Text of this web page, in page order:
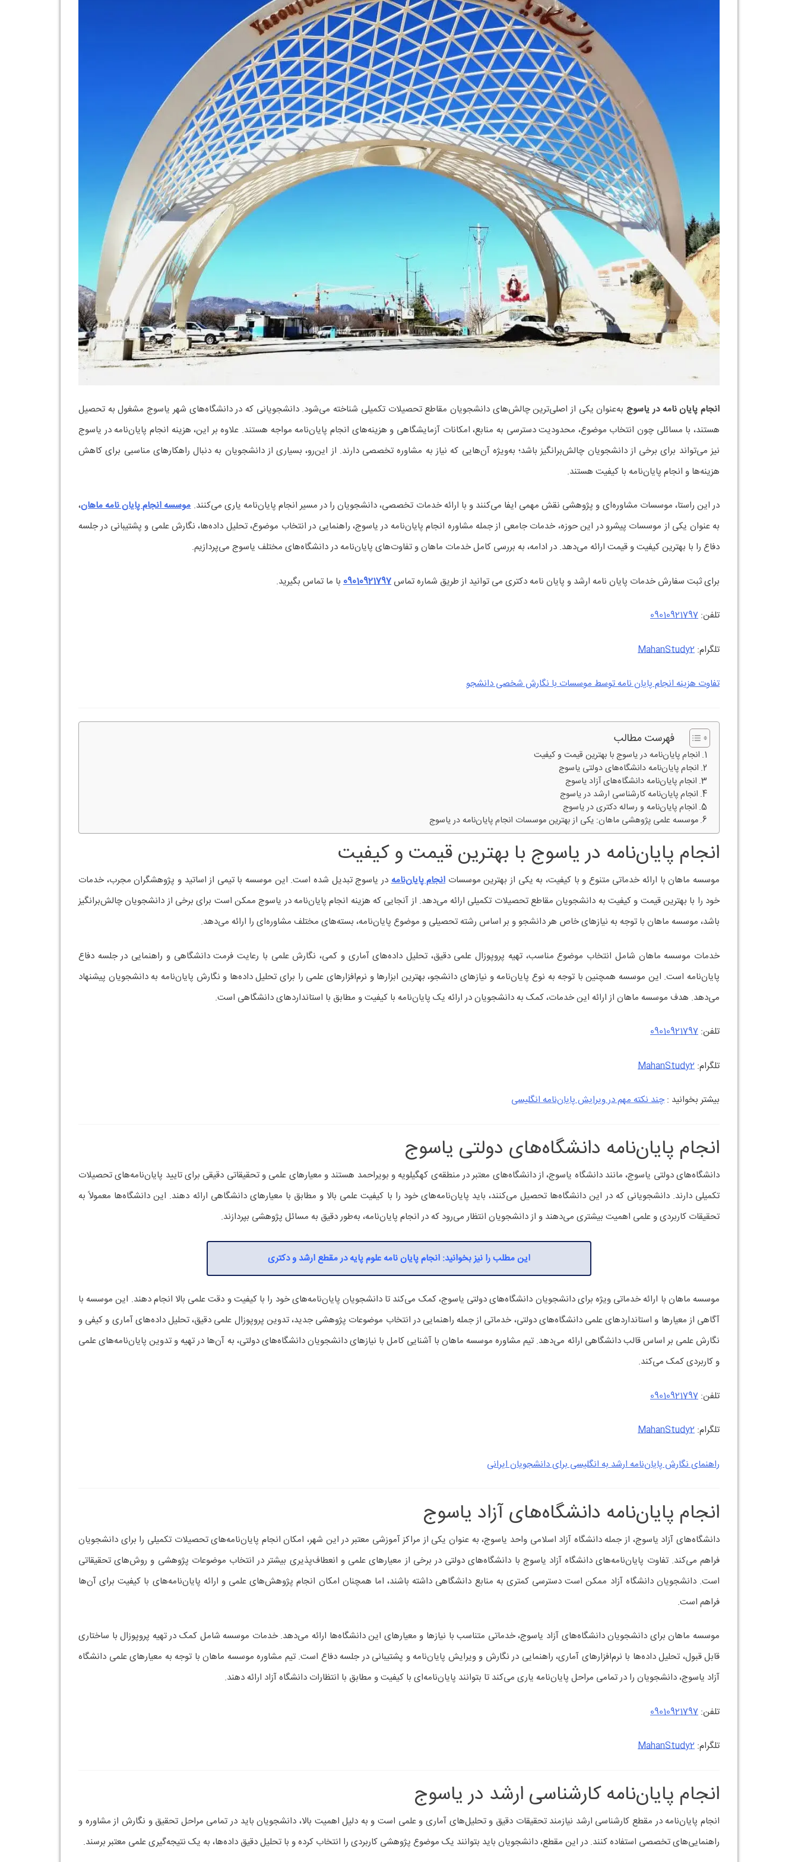
انجام پایان نامه در یاسوجبه‌عنوان یکی از اصلی‌ترین چالش‌های دانشجویان مقاطع تحصیلات تکمیلی شناخته می‌شود. دانشجویانی که در دانشگاه‌های شهر یاسوج مشغول به تحصیل
هستند، با مسائلی چون انتخاب موضوع، محدودیت دسترسی به منابع، امکانات آزمایشگاهی و هزینه‌های انجام پایان‌نامه مواجه هستند. علاوه بر این، هزینه انجام پایان‌نامه در یاسوج
نیز می‌تواند برای برخی از دانشجویان چالش‌برانگیز باشد؛ به‌ویژه آن‌هایی که نیاز به مشاوره تخصصی دارند. از این‌رو، بسیاری از دانشجویان به دنبال راهکارهای مناسبی برای کاهش
هزینه‌ها و انجام پایان‌نامه با کیفیت هستند.
در این راستا، موسسات مشاوره‌ای و پژوهشی نقش مهمی ایفا می‌کنند و با ارائه خدمات تخصصی، دانشجویان را در مسیر انجام پایان‌نامه یاری می‌کنند.موسسه‌ انجام پایان نامه ماهان،
به عنوان یکی از موسسات پیشرو در این حوزه، خدمات جامعی از جمله مشاوره انجام پایان‌نامه در یاسوج، راهنمایی در انتخاب موضوع، تحلیل داده‌ها، نگارش علمی و پشتیبانی در جلسه
دفاع را با بهترین کیفیت و قیمت ارائه می‌دهد. در ادامه، به بررسی کامل خدمات ماهان و تفاوت‌های پایان‌نامه در دانشگاه‌های مختلف یاسوج می‌پردازیم.
برای ثبت سفارش خدمات پایان نامه ارشد و پایان نامه دکتری می توانید از طریق شماره تماس 09010921797 با ما تماس بگیرید.
تلفن: 09010921797
تلگرام: MahanStudy2
تفاوت هزینه انجام پایان نامه توسط موسسات با نگارش شخصی دانشجو
فهرست مطالب
انجام پایان‌نامه در یاسوج با بهترین قیمت و کیفیت
انجام پایان‌نامه دانشگاه‌های دولتی یاسوج
انجام پایان‌نامه دانشگاه‌های آزاد یاسوج
انجام پایان‌نامه کارشناسی ارشد در یاسوج
انجام پایان‌نامه و رساله دکتری در یاسوج
موسسه علمی پژوهشی ماهان: یکی از بهترین موسسات انجام پایان‌نامه در یاسوج
انجام پایان‌نامه در یاسوج با بهترین قیمت و کیفیت
موسسه ماهان با ارائه خدماتی متنوع و با کیفیت، به یکی از بهترین موسساتانجام پایان‌نامهدر یاسوج تبدیل شده است. این موسسه با تیمی از اساتید و پژوهشگران مجرب، خدمات
خود را با بهترین قیمت و کیفیت به دانشجویان مقاطع تحصیلات تکمیلی ارائه می‌دهد. از آنجایی که هزینه انجام پایان‌نامه در یاسوج ممکن است برای برخی از دانشجویان چالش‌برانگیز
باشد، موسسه ماهان با توجه به نیازهای خاص هر دانشجو و بر اساس رشته تحصیلی و موضوع پایان‌نامه، بسته‌های مختلف مشاوره‌ای را ارائه می‌دهد.
خدمات موسسه ماهان شامل انتخاب موضوع مناسب، تهیه پروپوزال علمی دقیق، تحلیل داده‌های آماری و کمی، نگارش علمی با رعایت فرمت دانشگاهی و راهنمایی در جلسه دفاع
پایان‌نامه است. این موسسه همچنین با توجه به نوع پایان‌نامه و نیازهای دانشجو، بهترین ابزارها و نرم‌افزارهای علمی را برای تحلیل داده‌ها و نگارش پایان‌نامه به دانشجویان پیشنهاد
می‌دهد. هدف موسسه ماهان از ارائه این خدمات، کمک به دانشجویان در ارائه یک پایان‌نامه با کیفیت و مطابق با استانداردهای دانشگاهی است.
تلفن: 09010921797
تلگرام: MahanStudy2
بیشتر بخوانید : چند نکته مهم در ویرایش پایان‌نامه‌ انگلیسی
انجام پایان‌نامه دانشگاه‌های دولتی یاسوج
دانشگاه‌های دولتی یاسوج، مانند دانشگاه یاسوج، از دانشگاه‌های معتبر در منطقه‌ی کهگیلویه و بویراحمد هستند و معیارهای علمی و تحقیقاتی دقیقی برای تایید پایان‌نامه‌های تحصیلات
تکمیلی دارند. دانشجویانی که در این دانشگاه‌ها تحصیل می‌کنند، باید پایان‌نامه‌های خود را با کیفیت علمی بالا و مطابق با معیارهای دانشگاهی ارائه دهند. این دانشگاه‌ها معمولاً به
تحقیقات کاربردی و علمی اهمیت بیشتری می‌دهند و از دانشجویان انتظار می‌رود که در انجام پایان‌نامه، به‌طور دقیق به مسائل پژوهشی بپردازند.
این مطلب را نیز بخوانید: انجام پایان نامه علوم پایه در مقطع ارشد و دکتری
موسسه ماهان با ارائه خدماتی ویژه برای دانشجویان دانشگاه‌های دولتی یاسوج، کمک می‌کند تا دانشجویان پایان‌نامه‌های خود را با کیفیت و دقت علمی بالا انجام دهند. این موسسه با
آگاهی از معیارها و استانداردهای علمی دانشگاه‌های دولتی، خدماتی از جمله راهنمایی در انتخاب موضوعات پژوهشی جدید، تدوین پروپوزال علمی دقیق، تحلیل داده‌های آماری و کیفی و
نگارش علمی بر اساس قالب دانشگاهی ارائه می‌دهد. تیم مشاوره موسسه ماهان با آشنایی کامل با نیازهای دانشجویان دانشگاه‌های دولتی، به آن‌ها در تهیه و تدوین پایان‌نامه‌های علمی
و کاربردی کمک می‌کند.
تلفن: 09010921797
تلگرام: MahanStudy2
راهنمای نگارش پایان‌نامه ارشد به انگلیسی برای دانشجویان ایرانی
انجام پایان‌نامه دانشگاه‌های آزاد یاسوج
دانشگاه‌های آزاد یاسوج، از جمله دانشگاه آزاد اسلامی واحد یاسوج، به عنوان یکی از مراکز آموزشی معتبر در این شهر، امکان انجام پایان‌نامه‌های تحصیلات تکمیلی را برای دانشجویان
فراهم می‌کند. تفاوت پایان‌نامه‌های دانشگاه آزاد یاسوج با دانشگاه‌های دولتی در برخی از معیارهای علمی و انعطاف‌پذیری بیشتر در انتخاب موضوعات پژوهشی و روش‌های تحقیقاتی
است. دانشجویان دانشگاه آزاد ممکن است دسترسی کمتری به منابع دانشگاهی داشته باشند، اما همچنان امکان انجام پژوهش‌های علمی و ارائه پایان‌نامه‌های با کیفیت برای آن‌ها
فراهم است.
موسسه ماهان برای دانشجویان دانشگاه‌های آزاد یاسوج، خدماتی متناسب با نیازها و معیارهای این دانشگاه‌ها ارائه می‌دهد. خدمات موسسه شامل کمک در تهیه پروپوزال با ساختاری
قابل قبول، تحلیل داده‌ها با نرم‌افزارهای آماری، راهنمایی در نگارش و ویرایش پایان‌نامه و پشتیبانی در جلسه دفاع است. تیم مشاوره موسسه ماهان با توجه به معیارهای علمی دانشگاه
آزاد یاسوج، دانشجویان را در تمامی مراحل پایان‌نامه یاری می‌کند تا بتوانند پایان‌نامه‌ای با کیفیت و مطابق با انتظارات دانشگاه آزاد ارائه دهند.
تلفن: 09010921797
تلگرام: MahanStudy2
انجام پایان‌نامه کارشناسی ارشد در یاسوج
انجام پایان‌نامه در مقطع کارشناسی ارشد نیازمند تحقیقات دقیق و تحلیل‌های آماری و علمی است و به دلیل اهمیت بالا، دانشجویان باید در تمامی مراحل تحقیق و نگارش از مشاوره و
راهنمایی‌های تخصصی استفاده کنند. در این مقطع، دانشجویان باید بتوانند یک موضوع پژوهشی کاربردی را انتخاب کرده و با تحلیل دقیق داده‌ها، به یک نتیجه‌گیری علمی معتبر برسند.